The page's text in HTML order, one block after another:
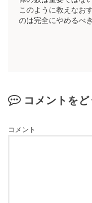
このように教えなお
のは完全にやめるべ
コメントを
コメント